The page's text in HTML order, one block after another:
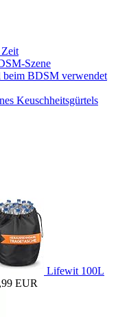
Zeit
Szene
beim BDSM verwendet
Keuschheitsgürtels
Lifewit 100L
EUR